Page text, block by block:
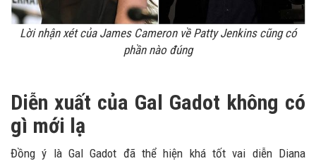
Lời nhận xét của James Cameron về Patty Jenkins cũng có
phần nào đúng
Diễn xuất của Gal Gadot không có
gì mới lạ
Đồng ý là Gal Gadot đã thể hiện khá tốt vai diễn Diana